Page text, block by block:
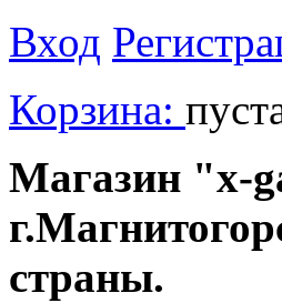
Вход
Корзина:
Магазин "x-
страны.